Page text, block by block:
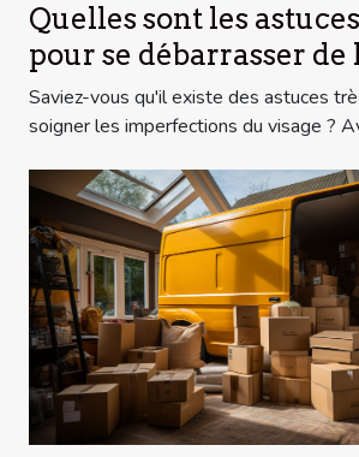
Quelles sont les
pour se débarrasser de
du visage ?
Saviez-vous qu'il existe des astuces
soigner les imperfections du visage ?